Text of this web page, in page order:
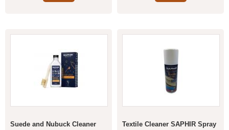
Suede and Nubuck Cleaner
Textile Cleaner SAPHIR Spray